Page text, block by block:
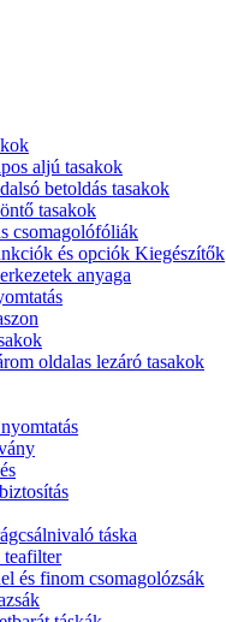
aljú tasakok
betoldás tasakok
tasakok
csomagolófóliák
és opciók Kiegészítők
anyaga
oldalas lezáró tasakok
táska
teafilter
és finom csomagolózsák